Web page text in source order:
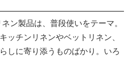
ン製品は、普段使いをテーマ。
ッチンリネンやベットリネン、
しに寄り添うものばかり。いろ